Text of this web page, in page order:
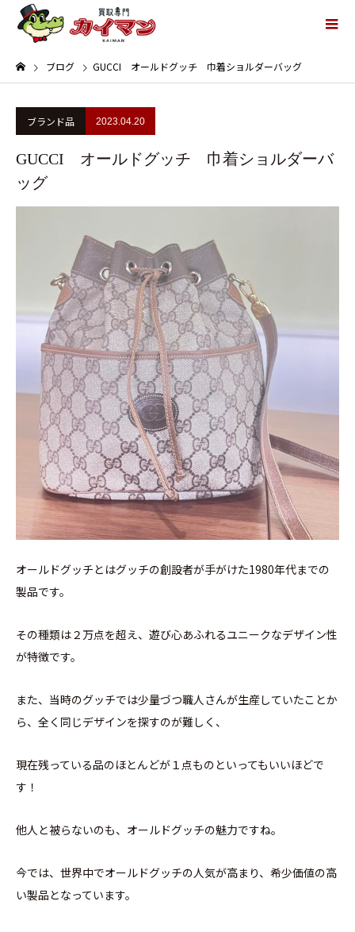
ブログ GUCCI オールドグッチ 巾着ショルダーバッグ
ブランド品 2023.04.20
GUCCI オールドグッチ 巾着ショルダーバ
ッグ
オールドグッチとはグッチの創設者が手がけた1980年代までの
製品です。
その種類は２万点を超え、遊び心あふれるユニークなデザイン性
が特徴です。
また、当時のグッチでは少量づつ職人さんが生産していたことか
ら、全く同じデザインを探すのが難しく、
現在残っている品のほとんどが１点ものといってもいいほどで
す！
他人と被らないのも、オールドグッチの魅力ですね。
今では、世界中でオールドグッチの人気が高まり、希少価値の高
い製品となっています。